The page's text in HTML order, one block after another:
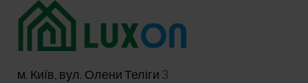
м. Київ, вул. Олени Теліги 3